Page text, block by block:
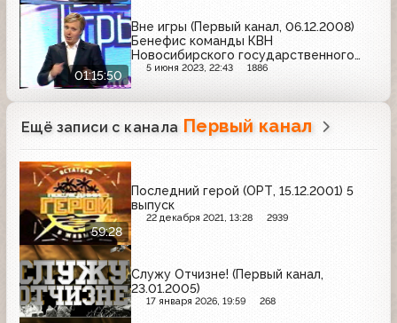
01:15:50
Вне игры (Первый канал, 06.12.2008)
Бенефис команды КВН
Новосибирского государственного
университета
5 июня 2023, 22:43 1886
Ещё записи с канала Первый канал
59:28
Последний герой (ОРТ, 15.12.2001) 5
выпуск
22 декабря 2021, 13:28 2939
Служу Отчизне! (Первый канал,
23.01.2005)
17 января 2026, 19:59 268